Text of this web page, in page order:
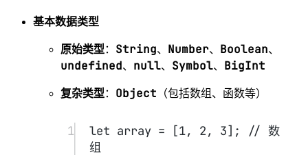
示例：点击按钮时弹出提示框。
1
javascript
2
复制代码
3
document.querySelector("butt
"
, ()
4
alert
"Button